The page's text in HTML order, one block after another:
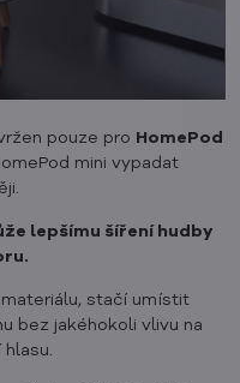
pouze pro HomePod
mini vypadat
lepšímu šíření hudby
stačí umístit
bez jakéhokoli vlivu na
hlasu.